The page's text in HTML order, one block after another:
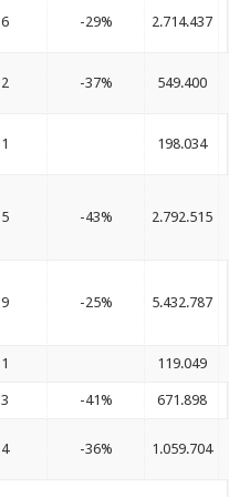
6 -29% 2.714.437
2 -37% 549.400
1 198.034
5 -43% 2.792.515
9 -25% 5.432.787
1 119.049
3 -41% 671.898
4 -36% 1.059.704